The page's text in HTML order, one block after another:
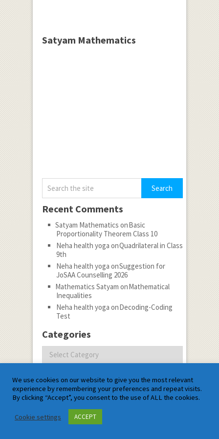
Satyam Mathematics
Recent Comments
Satyam Mathematics onBasic
Proportionality Theorem Class 10
Neha health yoga onQuadrilateral in Class
9th
Neha health yoga onSuggestion for
JoSAA Counselling 2026
Mathematics Satyam onMathematical
Inequalities
Neha health yoga onDecoding-Coding
Test
Categories
Categories
Subscribe to notifications
Archives
Archives
We use cookies on our website to give you the most relevant
experience by remembering your preferences and repeat visits.
By clicking “Accept”, you consent to the use of ALL the cookies.
Cookie settings ACCEPT